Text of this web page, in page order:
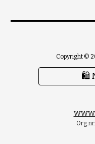
Copyright ©
🛍